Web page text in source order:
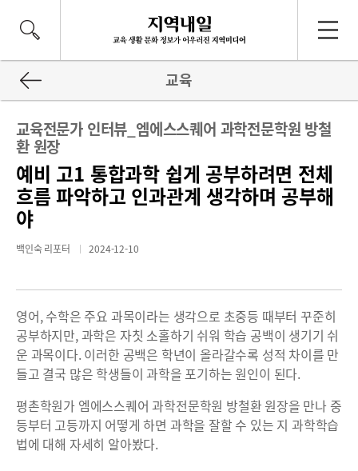
교육
교육전문가 인터뷰_엠에스스퀘어 과학전문학원 방철
환 원장
예비 고1 통합과학 쉽게 공부하려면 전체
흐름 파악하고 인과관계 생각하며 공부해
야
백인숙 리포터 2024-12-10
영어, 수학은 주요 과목이라는 생각으로 초중등 때부터 꾸준히
공부하지만, 과학은 자칫 소홀하기 쉬워 학습 공백이 생기기 쉬
운 과목이다. 이러한 공백은 학년이 올라갈수록 성적 차이를 만
들고 결국 많은 학생들이 과학을 포기하는 원인이 된다.
평촌학원가 엠에스스퀘어 과학전문학원 방철환 원장을 만나 중
등부터 고등까지 어떻게 하면 과학을 잘할 수 있는 지 과학학습
법에 대해 자세히 알아봤다.